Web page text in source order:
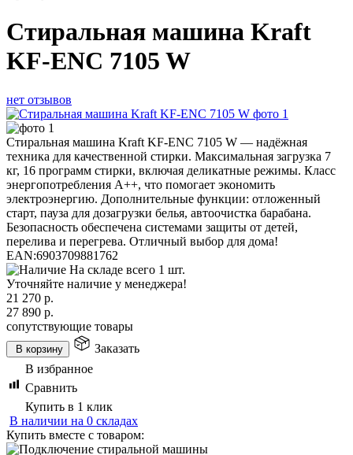
Стиральная машина Kraft
KF-ENC 7105 W
нет отзывов
Стиральная машина Kraft KF-ENC 7105 W — надёжная
техника для качественной стирки. Максимальная загрузка 7
кг, 16 программ стирки, включая деликатные режимы. Класс
энергопотребления А++, что помогает экономить
электроэнергию. Дополнительные функции: отложенный
старт, пауза для дозагрузки белья, автоочистка барабана.
Безопасность обеспечена системами защиты от детей,
перелива и перегрева. Отличный выбор для дома!
EAN:6903709881762
На складе всего 1 шт.
Уточняйте наличие у менеджера!
21 270 р.
27 890 р.
сопутствующие товары
В корзину
Заказать
В избранное
Сравнить
Купить в 1 клик
В наличии на 0 складах
Купить вместе с товаром: